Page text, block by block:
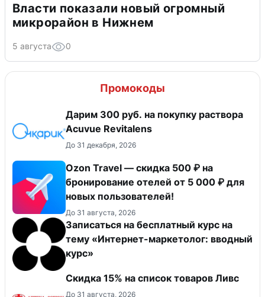
Власти показали новый огромный
микрорайон в Нижнем
5 августа 0
Промокоды
Дарим 300 руб. на покупку раствора
Acuvue Revitalens
До 31 декабря, 2026
Ozon Travel — скидка 500 ₽ на
бронирование отелей от 5 000 ₽ для
новых пользователей!
До 31 августа, 2026
Записаться на бесплатный курс на
тему «Интернет-маркетолог: вводный
курс»
Скидка 15% на список товаров Ливс
До 31 августа, 2026